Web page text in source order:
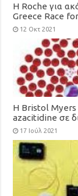
H Roche για
Greece Race
12 Οκτ 2021
Η Bristol Myers
azacitidine σε
για ενήλικες με
17 Ιούλ 2021